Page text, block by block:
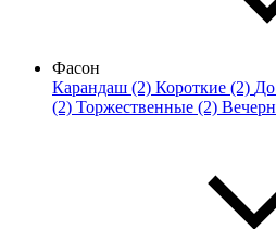
Фасон
Карандаш (2) Короткие (2) До
(2) Торжественные (2)